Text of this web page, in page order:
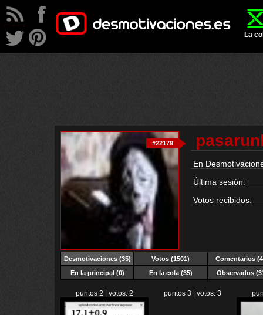
La
#22179
En
Última sesión:
Votos recibidos:
Desmotivaciones(35) Votos (1501)
Comentarios
En la principal (0)
En la cola (35) Observados
puntos 2 | votos: 2 puntos 3 | votos: 3